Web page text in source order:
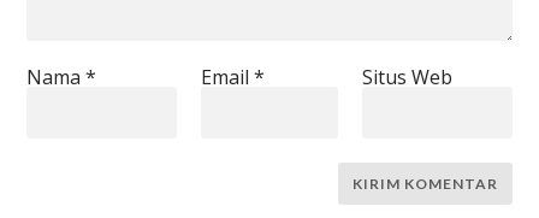
Nama* Email * Situs Web